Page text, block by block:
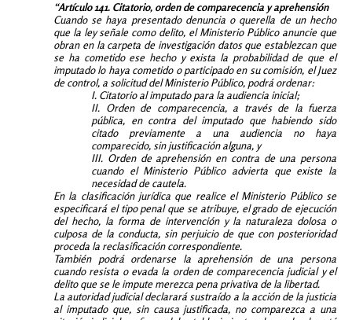
“Artículo 141. Citatorio, orden de comparecencia y aprehensión
Cuando se haya presentado denuncia o querella de un hecho
que la ley señale como delito, el Ministerio Público anuncie que
obran en la carpeta de investigación datos que establezcan que
se ha cometido ese hecho y exista la probabilidad de que el
imputado lo haya cometido o participado en su comisión, el Juez
de control, a solicitud del Ministerio Público, podrá ordenar:
I. Citatorio al imputado para la audiencia inicial;
II. Orden de comparecencia, a través de la fuerza
pública, en contra del imputado que habiendo sido
citado previamente a una audiencia no haya
comparecido, sin justificación alguna, y
III. Orden de aprehensión en contra de una persona
cuando el Ministerio Público advierta que existe la
necesidad de cautela.
En la clasificación jurídica que realice el Ministerio Público se
especificará el tipo penal que se atribuye, el grado de ejecución
del hecho, la forma de intervención y la naturaleza dolosa o
culposa de la conducta, sin perjuicio de que con posterioridad
proceda la reclasificación correspondiente.
También podrá ordenarse la aprehensión de una persona
cuando resista o evada la orden de comparecencia judicial y el
delito que se le impute merezca pena privativa de la libertad.
La autoridad judicial declarará sustraído a la acción de la justicia
al imputado que, sin causa justificada, no comparezca a una